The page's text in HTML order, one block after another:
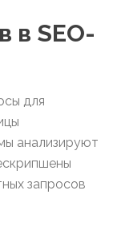
в SEO-
для
анализируют
запросов